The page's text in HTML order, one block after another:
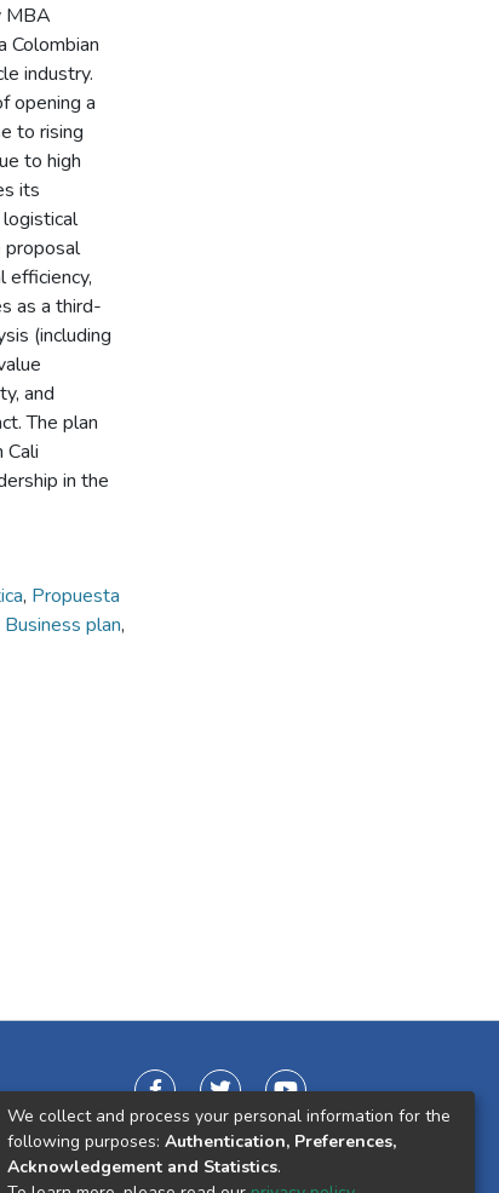
MBA
Colombian
industry.
opening a
to rising
to high
its
proposal
efficiency,
as a third-
(including
and
The plan
Cali
in the
, Propuesta
Business plan,
We collect and process your personal information for the
following purposes: Authentication, Preferences,
Acknowledgement and Statistics.